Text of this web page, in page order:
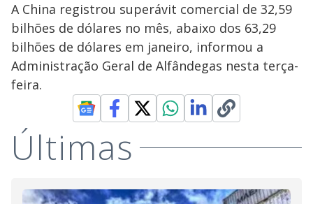
A China registrou superávit comercial de 32,59
bilhões de dólares no mês, abaixo dos 63,29
bilhões de dólares em janeiro, informou a
Administração Geral de Alfândegas nesta terça-
feira.
Últimas